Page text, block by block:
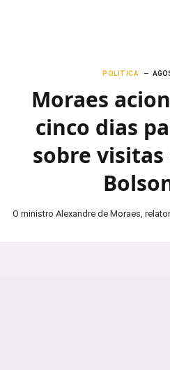
POLITICA
Moraes
cinco dias
sobre visitas
O ministro Alexandre de Moraes,